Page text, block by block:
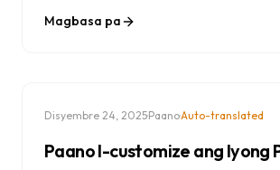
desktop, at digital workspace para sa mas
Magbasa pa
Disyembre 24, 2025·Paano·Auto-translated
Paano I-customize ang Iyong